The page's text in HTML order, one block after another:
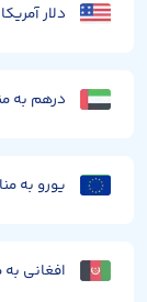
دلار
درهم به
یورو به
افغانی